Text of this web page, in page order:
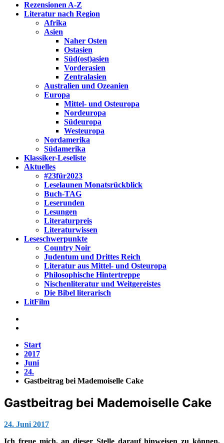
Rezensionen A-Z
Literatur nach Region
Afrika
Asien
Naher Osten
Ostasien
Süd(ost)asien
Vorderasien
Zentralasien
Australien und Ozeanien
Europa
Mittel- und Osteuropa
Nordeuropa
Südeuropa
Westeuropa
Nordamerika
Südamerika
Klassiker-Leseliste
Aktuelles
#23für2023
Leselaunen Monatsrückblick
Buch-TAG
Leserunden
Lesungen
Literaturpreis
Literaturwissen
Leseschwerpunkte
Country Noir
Judentum und Drittes Reich
Literatur aus Mittel- und Osteuropa
Philosophische Hintertreppe
Nischenliteratur und Weitgereistes
Die Bibel literarisch
LitFilm
Start
2017
Juni
24.
Gastbeitrag bei Mademoiselle Cake
Gastbeitrag bei Mademoiselle Cake
Jana
24. Juni 2017
Ich freue mich, an dieser Stelle darauf hinweisen zu können,